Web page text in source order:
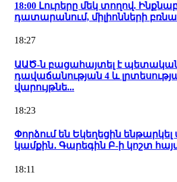
18:00 Լուրերը մեկ տողով.
դատարանում, միլիոնների
18:27
ԱԱԾ-ն բացահայտել է
դավաճանության 4 և
վարույթնե...
18:23
Փորձում են Եկեղեցին
կամքին․ Գարեգին Բ-ի կոշտ
18:11